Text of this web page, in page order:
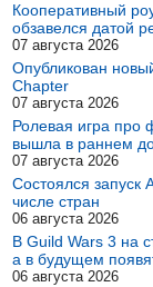
Кооперативный
обзавелся датой
07 августа 2026
Опубликован
Chapter
07 августа 2026
Ролевая игра
вышла в раннем
07 августа 2026
Состоялся запуск
числе стран
06 августа 2026
В Guild Wars 3 на
а в будущем
06 августа 2026